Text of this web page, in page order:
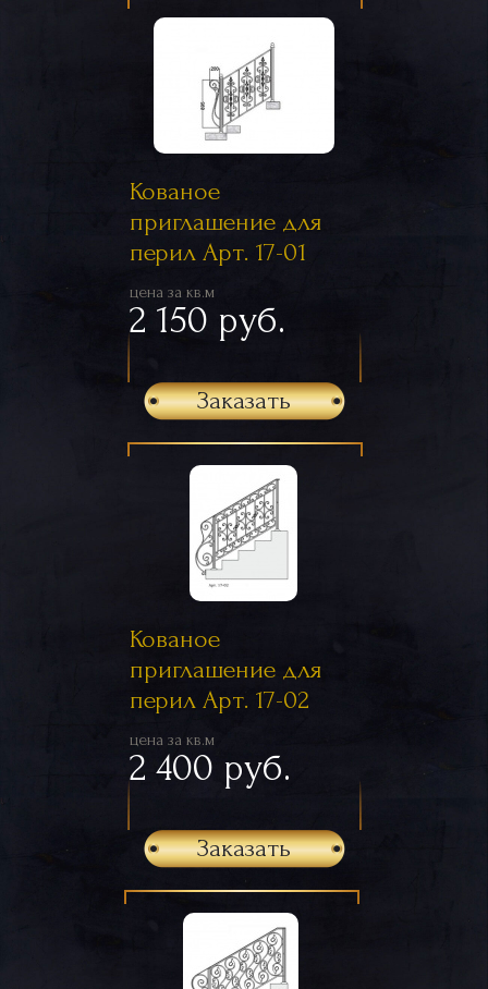
Кованое
приглашение для
перил Арт. 17-01
цена за кв.м
2 150 руб.
Заказать
Кованое
приглашение для
перил Арт. 17-02
цена за кв.м
2 400 руб.
Заказать